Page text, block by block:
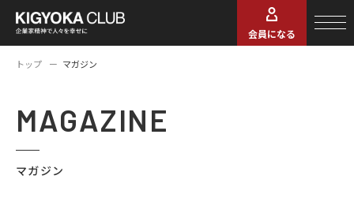
会員になる
トップ マガジン
MAGAZINE
マガジン